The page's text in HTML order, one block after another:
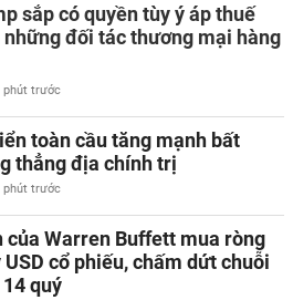
sắp có quyền tùy ý áp thuế
những đối tác thương mại hàng
phút trước
toàn cầu tăng mạnh bất
thẳng địa chính trị
phút trước
của Warren Buffett mua ròng
USD cổ phiếu, chấm dứt chuỗi
quý